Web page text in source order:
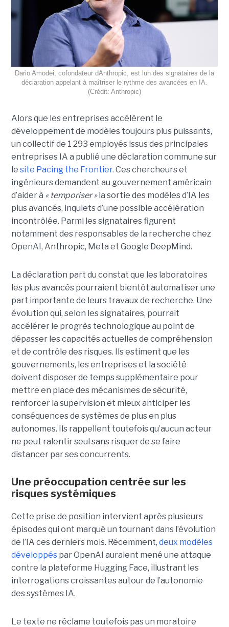
Dario Amodei, cofondateur dAnthropic, est lun des signataires de la
déclaration appelant à maîtriser le rythme des avancées en IA.
(Crédit: Anthropic)
Alors que les entreprises accélèrent le
développement de modèles toujours plus puissants,
un collectif de 1 293 employés issus des principales
entreprises IA a publié une déclaration commune sur
le site Pacing the Frontier. Ces chercheurs et
ingénieurs demandent au gouvernement américain
d’aider à « temporiser »la sortie des modèles d’IA les
plus avancés, inquiets d’une possible accélération
incontrôlée. Parmi les signataires figurent
notamment des responsables de la recherche chez
OpenAI, Anthropic, Meta et Google DeepMind.
La déclaration part du constat que les laboratoires
les plus avancés pourraient bientôt automatiser une
part importante de leurs travaux de recherche. Une
évolution qui, selon les signataires, pourrait
accélérer le progrès technologique au point de
dépasser les capacités actuelles de compréhension
et de contrôle des risques. Ils estiment que les
gouvernements, les entreprises et la société
doivent disposer de temps supplémentaire pour
mettre en place des mécanismes de sécurité,
renforcer la supervision et mieux anticiper les
conséquences de systèmes de plus en plus
autonomes. Ils rappellent toutefois qu’aucun acteur
ne peut ralentir seul sans risquer de se faire
distancer par ses concurrents.
Une préoccupation centrée sur les
risques systémiques
Cette prise de position intervient après plusieurs
épisodes qui ont marqué un tournant dans l’évolution
de l’IA ces derniers mois. Récemment, deux modèles
développéspar OpenAI auraient mené une attaque
contre la plateforme Hugging Face, illustrant les
interrogations croissantes autour de l’autonomie
des systèmes IA.
Le texte ne réclame toutefois pas un moratoire